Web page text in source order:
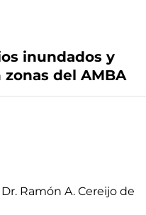
inundados y
del AMBA